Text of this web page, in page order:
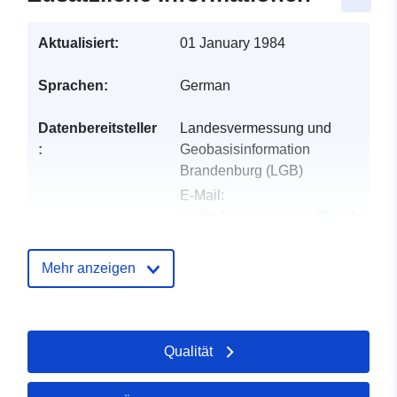
Aktualisiert: 01 January 1984
Sprachen: German
Datenbereitsteller
:
Landesvermessung und
Geobasisinformation
Brandenburg (LGB)
E-Mail:
Verzeichnis der
Aktualisiert auf data.europa.eu:
04 August 2026
Mehr anzeigen
Qualität